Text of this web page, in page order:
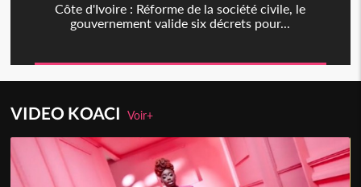
Côte d'Ivoire : Réforme de la société civile, le
gouvernement valide six décrets pour...
VIDEO KOACIVoir+